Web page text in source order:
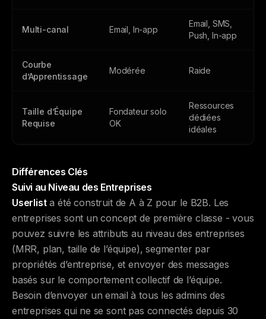
Multi-canal Email, In-app
Email, SMS,
Push, In-app
Courbe
d’Apprentissage
Modérée Raide
Taille d’Équipe
Requise
Fondateur solo
OK
Ressources
dédiées
idéales
Différences Clés
Suivi au Niveau des Entreprises
Userlista été construit de A à Z pour le B2B. Les
entreprises sont un concept de première classe - vous
pouvez suivre les attributs au niveau des entreprises
(MRR, plan, taille de l’équipe), segmenter par
propriétés d’entreprise, et envoyer des messages
basés sur le comportement collectif de l’équipe.
Besoin d’envoyer un email à tous les admins des
entreprises qui ne se sont pas connectés depuis 30